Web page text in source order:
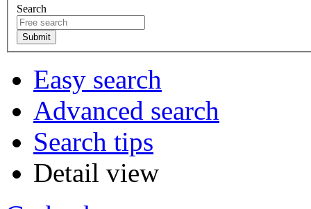
Search
Easy search
Advanced search
Search tips
Detail view